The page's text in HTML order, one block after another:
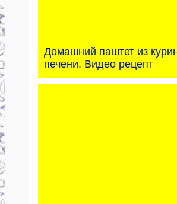
Домашний паштет из
печени. Видео рецепт